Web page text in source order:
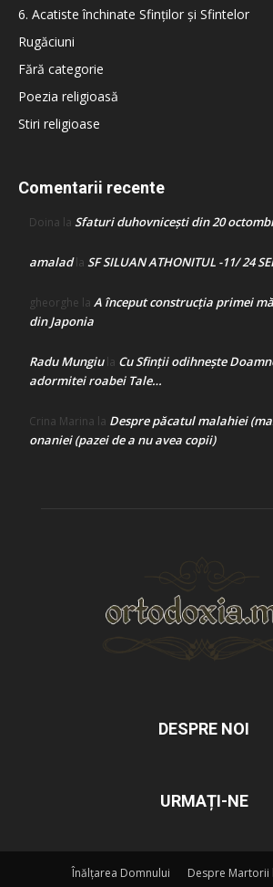
6. Acatiste închinate Sfinților și Sfintelor
Rugăciuni
Fără categorie
Poezia religioasă
Stiri religioase
Comentarii recente
Doina la Sfaturi duhovnicești din 20
amaladla SF SILUAN ATHONITUL -11/ 24
gheorghe la A început construcţia primei
din Japonia
Radu Mungiula Cu Sfinții odihnește
adormitei roabei Tale…
Crina Marina la Despre păcatul malahiei
onaniei (pazei de a nu avea copii)
DESPRE NOI
URMAȚI-NE
Înălțarea Domnului
Despre Martorii